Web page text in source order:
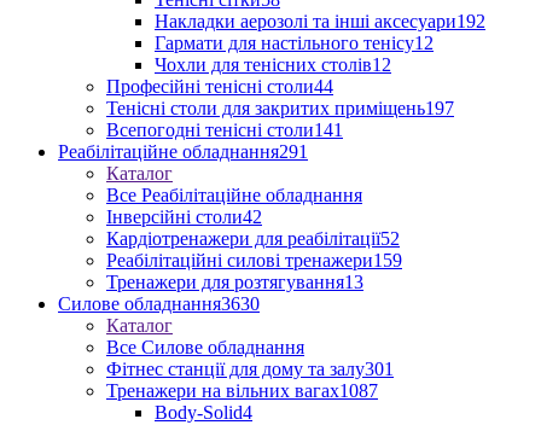
Накладки аерозолі та інші аксесуари192
Гармати для настільного тенісу12
Чохли для тенісних столів12
Професійні тенісні столи44
Тенісні столи для закритих приміщень197
Всепогодні тенісні столи141
Реабілітаційне обладнання291
Каталог
Все Реабілітаційне обладнання
Інверсійні столи42
Кардіотренажери для реабілітації52
Реабілітаційні силові тренажери159
Тренажери для розтягування13
Силове обладнання3630
Каталог
Все Силове обладнання
Фітнес станції для дому та залу301
Тренажери на вільних вагах1087
Body-Solid4